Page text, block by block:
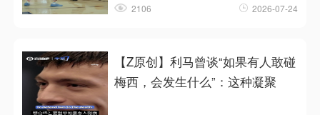
2106 2026-07-24
【Z原创】利马曾谈“如果有人敢碰
梅西，会发生什么”：这种凝聚